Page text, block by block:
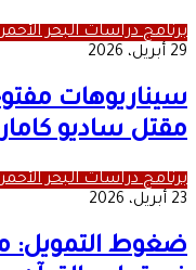
برنامج دراسات البحر
29 أبريل، 2026
سيناريوهات
مقتل ساديو
برنامج دراسات البحر
23 أبريل، 2026
ضغوط التمويل: